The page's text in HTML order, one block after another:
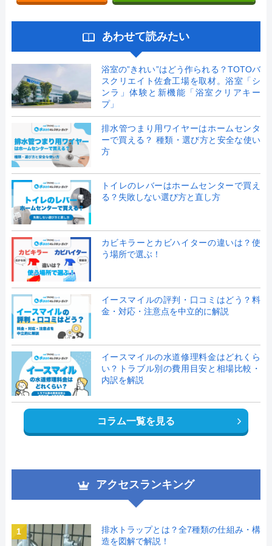
あわせて読みたい
浴室の”きれい”はどう作られる？TOTOバ
スクリエイト佐倉工場を取材。浴室「シ
ンラ」体験と新機能「浴室クリアキー
プ」
排水管つまり用ワイヤーはホームセンタ
ーで買える？ 種類・選び方と安全な使い
方
トイレのレバーはホームセンターで買え
る？失敗しない選び方と直し方
カビキラーとカビハイターの違いは？使
う場所で選ぶ！
イースマイルの評判・口コミはどう？料
金・対応・注意点を中立的に解説
イースマイルの水道修理料金はどれくら
い？トラブル別の費用目安と相場比較・
内訳を解説
コラム一覧を見る
アクセスランキング
1
排水トラップとは？全7種類の仕組み・構
造を図解で解説！